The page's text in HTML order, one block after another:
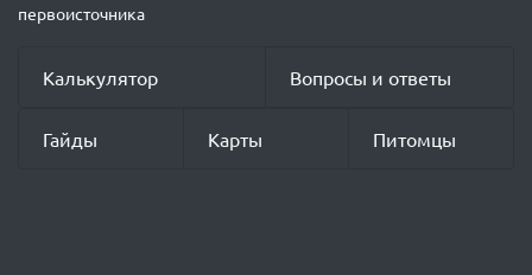
первоисточника
Калькулятор Вопросы и ответы
Гайды Карты Питомцы